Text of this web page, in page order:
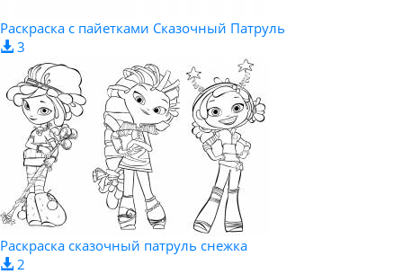
Раскраска с пайетками Сказочный Патруль
3
Раскраска сказочный патруль снежка
2